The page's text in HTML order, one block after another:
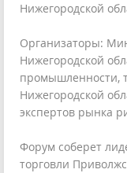
Нижегородской
Организаторы:
Нижегородской
промышленности,
Нижегородской
экспертов рынка
Форум соберет
торговли